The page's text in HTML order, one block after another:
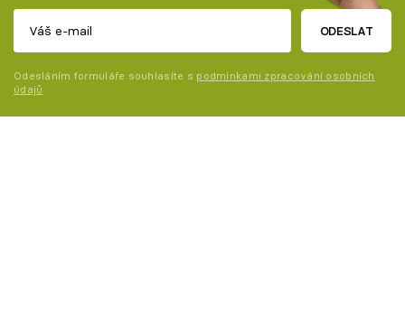
ODESLAT
Odesláním formuláře souhlasíte s podmínkami zpracování osobních
údajů